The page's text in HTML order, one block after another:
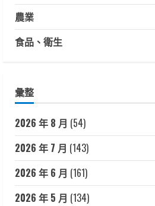
農業
食品、衛生
彙整
2026 年 8 月 (54)
2026 年 7 月 (143)
2026 年 6 月 (161)
2026 年 5 月 (134)